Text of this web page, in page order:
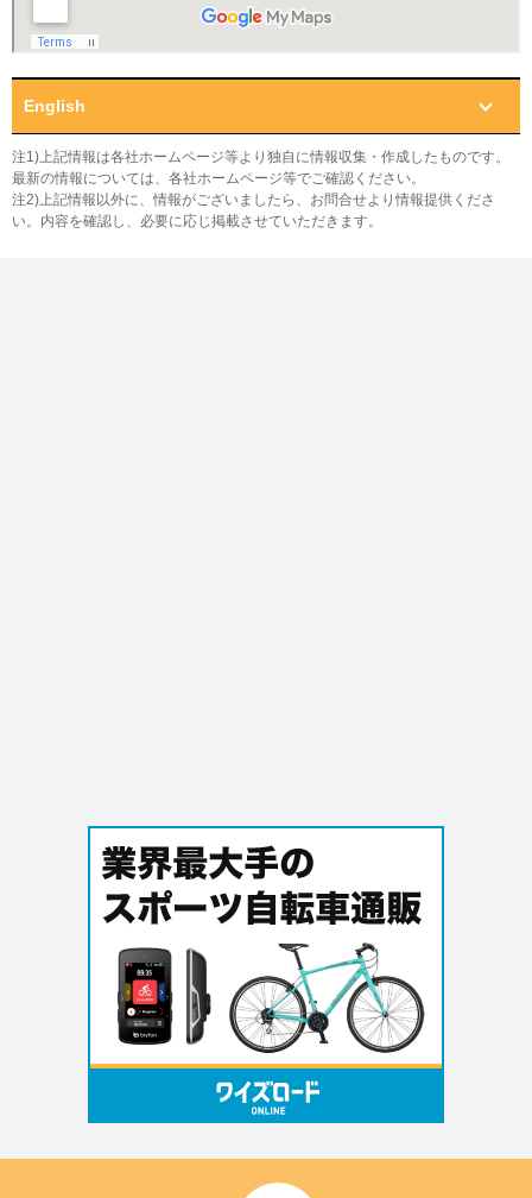
English
注1)上記情報は各社ホームページ等より独自に情報収集・作成したものです。
最新の情報については、各社ホームページ等でご確認ください。
注2)上記情報以外に、情報がございましたら、お問合せより情報提供くださ
い。内容を確認し、必要に応じ掲載させていただきます。